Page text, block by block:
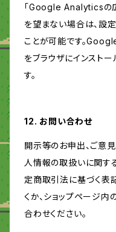
「Google Analyticsの
を望まない場合は、設
ことが可能です。
をブラウザにインスト
す。
12. お問い合わせ
開示等のお申出、ご意
人情報の取扱いに関す
定商取引法に基づく表
くか、ショップページ
合わせください。